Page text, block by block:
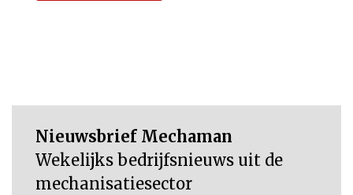
Nieuwsbrief Mechaman
Wekelijks bedrijfsnieuws uit de
mechanisatiesector